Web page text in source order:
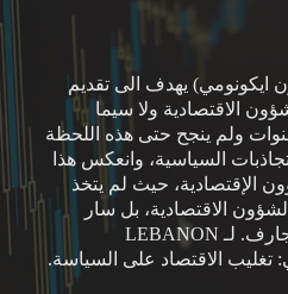
ايكونومي) يهدف الى تقديم
الاقتصادية ولا سيما
ولم ينجح حتى هذه اللحظة
السياسية، وانعكس هذا
الإقتصادية، حيث لم يتخذ
الاقتصادية، بل سار
والاقتصاد في التيار السياسي الجارف. لـ LEBANON